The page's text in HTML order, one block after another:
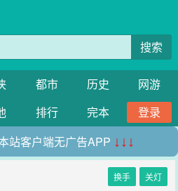
搜索
都市 历史
网游
排行 完本
登录
站客户端无广告APP ↓↓↓
换手 关灯